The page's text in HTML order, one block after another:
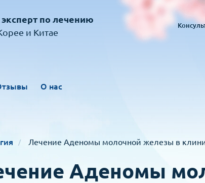
по лечению
и Китае
О нас
Лечение Аденомы молочной железы в
Аденомы